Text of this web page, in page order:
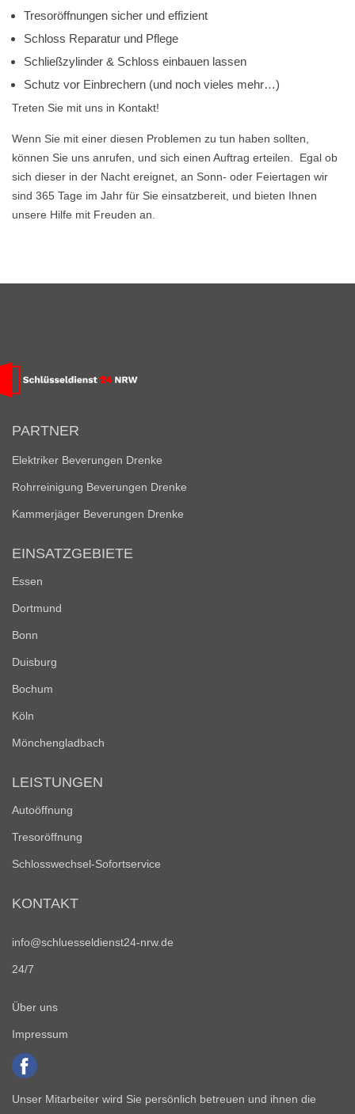
Tresoröffnungen sicher und effizient
Schloss Reparatur und Pflege
Schließzylinder & Schloss einbauen lassen
Schutz vor Einbrechern (und noch vieles mehr…)
Treten Sie mit uns in Kontakt!
Wenn Sie mit einer diesen Problemen zu tun haben sollten,
können Sie uns anrufen, und sich einen Auftrag erteilen. Egal ob
sich dieser in der Nacht ereignet, an Sonn- oder Feiertagen wir
sind 365 Tage im Jahr für Sie einsatzbereit, und bieten Ihnen
unsere Hilfe mit Freuden an.
PARTNER
Elektriker Beverungen Drenke
Rohrreinigung Beverungen Drenke
Kammerjäger Beverungen Drenke
EINSATZGEBIETE
Essen
Dortmund
Bonn
Duisburg
Bochum
Köln
Mönchengladbach
LEISTUNGEN
Autoöffnung
Tresoröffnung
Schlosswechsel-Sofortservice
KONTAKT
info@schluesseldienst24-nrw.de
24/7
Über uns
Impressum
Unser Mitarbeiter wird Sie persönlich betreuen und ihnen die